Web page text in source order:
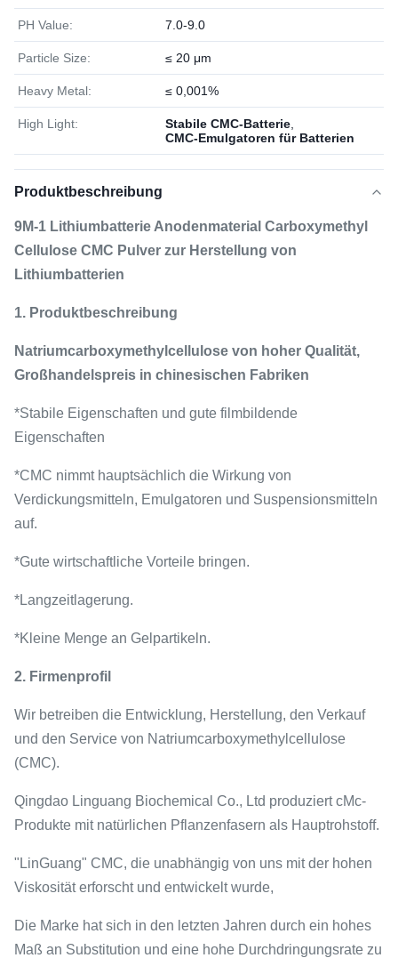
PH Value: 7.0-9.0
Particle Size: ≤ 20 μm
Heavy Metal: ≤ 0,001%
High Light: Stabile CMC-Batterie
CMC-Emulgatoren für Batterien
Produktbeschreibung
9M-1 Lithiumbatterie Anodenmaterial Carboxymethyl
Cellulose CMC Pulver zur Herstellung von
Lithiumbatterien
1. Produktbeschreibung
Natriumcarboxymethylcellulose von hoher Qualität,
Großhandelspreis in chinesischen Fabriken
*Stabile Eigenschaften und gute filmbildende
Eigenschaften
*CMC nimmt hauptsächlich die Wirkung von
Verdickungsmitteln, Emulgatoren und Suspensionsmitteln
auf.
*Gute wirtschaftliche Vorteile bringen.
*Langzeitlagerung.
*Kleine Menge an Gelpartikeln.
2. Firmenprofil
Wir betreiben die Entwicklung, Herstellung, den Verkauf
und den Service von Natriumcarboxymethylcellulose
(CMC).
Qingdao Linguang Biochemical Co., Ltd produziert cMc-
Produkte mit natürlichen Pflanzenfasern als Hauptrohstoff.
"LinGuang" CMC, die unabhängig von uns mit der hohen
Viskosität erforscht und entwickelt wurde,
Die Marke hat sich in den letzten Jahren durch ein hohes
Maß an Substitution und eine hohe Durchdringungsrate zu